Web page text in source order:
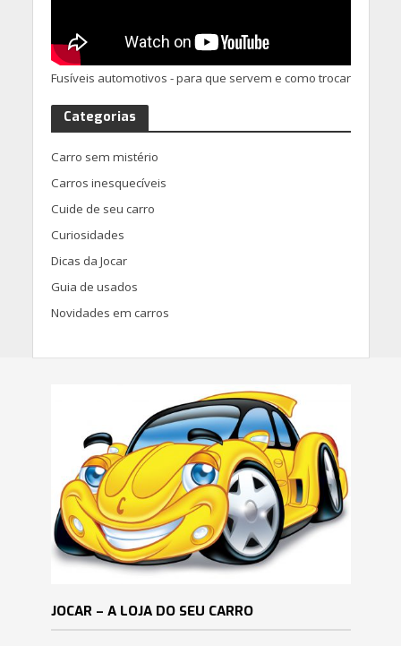
Fusíveis automotivos - para que servem e como trocar
Categorias
Carro sem mistério
Carros inesquecíveis
Cuide de seu carro
Curiosidades
Dicas da Jocar
Guia de usados
Novidades em carros
JOCAR – A LOJA DO SEU CARRO